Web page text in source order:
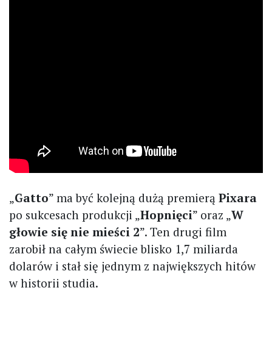
„Gatto” ma być kolejną dużą premierą Pixara
po sukcesach produkcji „Hopnięci” oraz „W
głowie się nie mieści 2”. Ten drugi film
zarobił na całym świecie blisko 1,7 miliarda
dolarów i stał się jednym z największych hitów
w historii studia.